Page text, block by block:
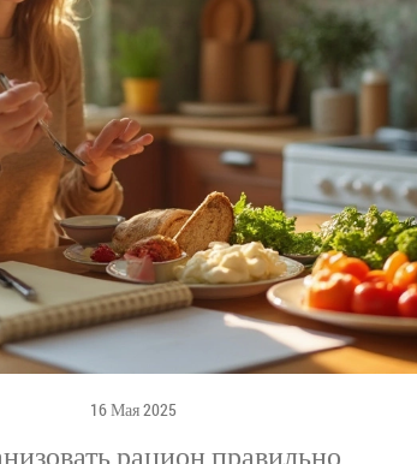
16 Мая 2025
рацион правильно